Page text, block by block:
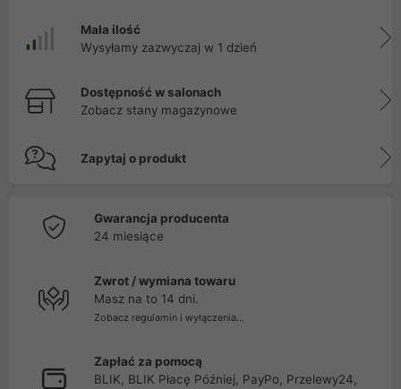
Mała ilość
Wysyłamy zazwyczaj w 1 dzień
Dostępność w salonach
Zobacz stany magazynowe
Zapytaj o produkt
Gwarancja producenta
24 miesiące
Zwrot / wymiana towaru
Masz na to 14 dni.
Zobacz regulamin i wyłączenia...
Zapłać za pomocą
BLIK, BLIK Płacę Później, PayPo, Przelewy24,